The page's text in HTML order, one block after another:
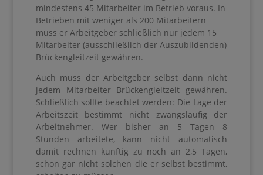
mindestens 45 Mitarbeiter im Betrieb voraus. In
Betrieben mit weniger als 200 Mitarbeitern
muss er Arbeitgeber schließlich nur jedem 15
Mitarbeiter (ausschließlich der Auszubildenden)
Brückengleitzeit gewähren.
Auch muss der Arbeitgeber selbst dann nicht
jedem Mitarbeiter Brückengleitzeit gewähren.
Schließlich sollte beachtet werden: Die Lage der
Arbeitszeit bestimmt nicht zwangsläufig der
Arbeitnehmer. Wer bisher an 5 Tagen 8
Stunden arbeitete, kann nicht automatisch
damit rechnen künftig zu noch an 2,5 Tagen,
schon gar nicht solchen die er selbst bestimmt,